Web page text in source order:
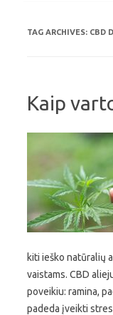
TAG ARCHIVES: CBD
Kaip
kiti ieško natūralių
vaistams. CBD
poveikiu: ramina,
padeda įveikti